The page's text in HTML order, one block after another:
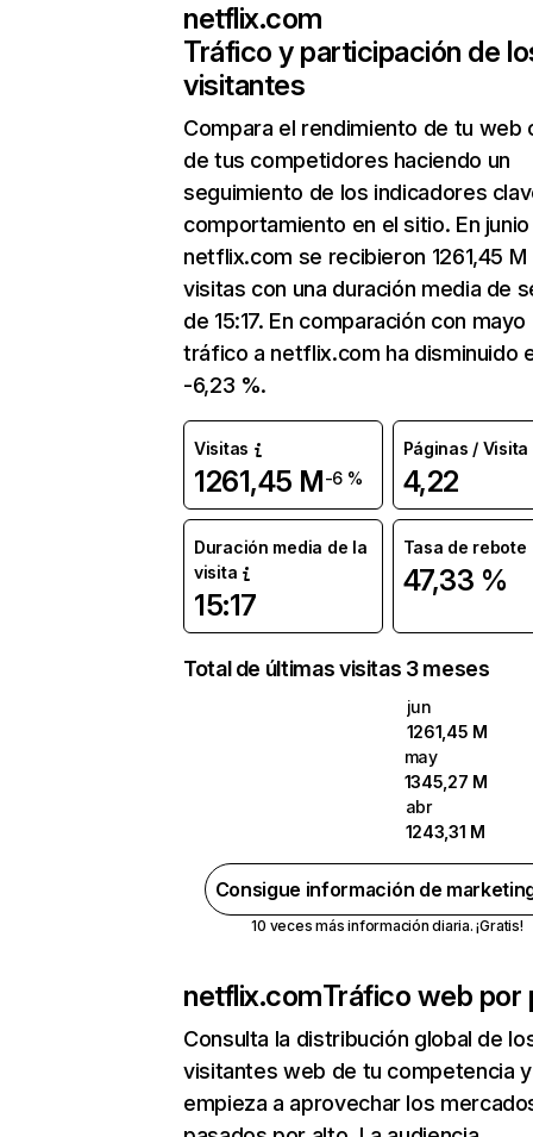
netflix.com
Tráfico y participación de
visitantes
Compara el rendimiento de tu web
de tus competidores haciendo un
seguimiento de los indicadores
comportamiento en el sitio. En junio
netflix.com se recibieron 1261,45 M
visitas con una duración media de
de 15:17. En comparación con mayo
tráfico a netflix.com ha disminuido
-6,23 %.
Visitas
1261,45 M-6 %
Páginas / Visita
4,22
Duración media de la
visita
15:17
Tasa de rebote
47,33 %
Total de últimas visitas 3 meses
jun
1261,45 M
may
1345,27 M
abr
1243,31 M
Consigue información de
10 veces más información diaria. ¡Gratis!
netflix.comTráfico web por
Consulta la distribución global de
visitantes web de tu competencia y
empieza a aprovechar los